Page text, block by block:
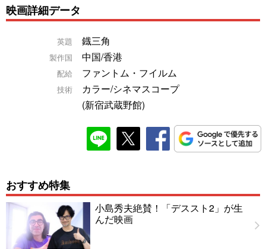
映画詳細データ
英題 鐡三角
製作国 中国/香港
配給 ファントム・フイルム
技術
カラー/シネマスコープ
(新宿武蔵野館)
おすすめ特集
小島秀夫絶賛！「デススト2」が生
んだ映画